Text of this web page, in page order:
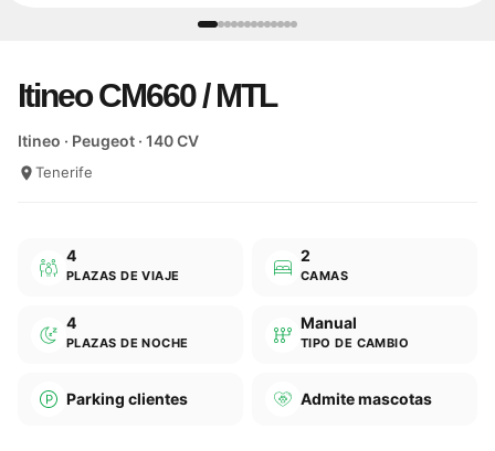
Itineo CM660 / MTL
Itineo · Peugeot · 140 CV
Tenerife
4
PLAZAS DE VIAJE
2
CAMAS
4
PLAZAS DE NOCHE
Manual
TIPO DE CAMBIO
Parking clientes Admite mascotas